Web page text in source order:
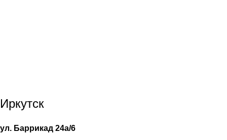
Иркутск
ул. Баррикад 24а/6